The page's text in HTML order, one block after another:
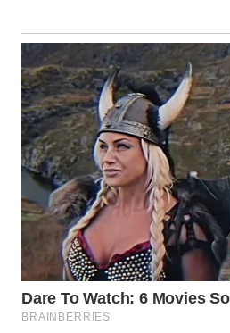
WN
SULUT
WN
MALUKU
WN
MALUT
DAIRI